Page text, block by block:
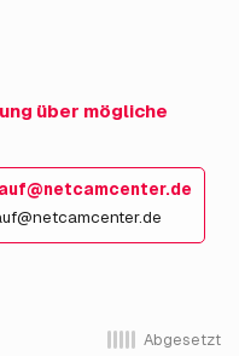
über mögliche
Abgesetzt